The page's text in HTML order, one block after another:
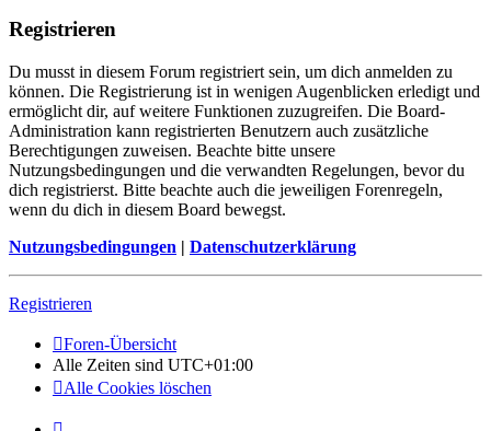
Registrieren
Du musst in diesem Forum registriert sein, um dich anmelden zu
können. Die Registrierung ist in wenigen Augenblicken erledigt und
ermöglicht dir, auf weitere Funktionen zuzugreifen. Die Board-
Administration kann registrierten Benutzern auch zusätzliche
Berechtigungen zuweisen. Beachte bitte unsere
Nutzungsbedingungen und die verwandten Regelungen, bevor du
dich registrierst. Bitte beachte auch die jeweiligen Forenregeln,
wenn du dich in diesem Board bewegst.
Nutzungsbedingungen | Datenschutzerklärung
Registrieren
Foren-Übersicht
Alle Zeiten sind UTC+01:00
Alle Cookies löschen